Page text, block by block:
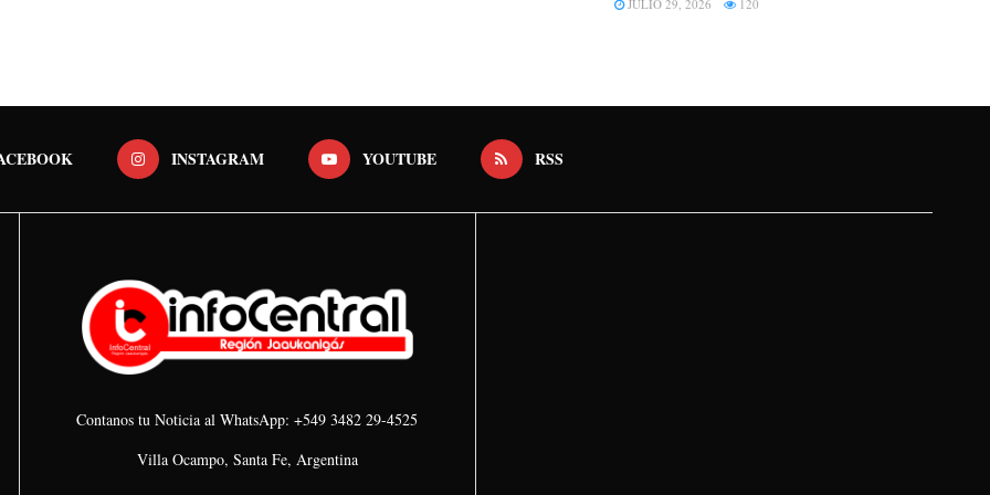
JULIO 29, 2026 120
INSTAGRAM YOUTUBE RSS
Contanos tu Noticia al WhatsApp: +549 3482 29-4525
Villa Ocampo, Santa Fe, Argentina